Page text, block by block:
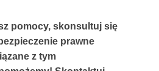
pomocy, skonsultuj się
prawne
z tym